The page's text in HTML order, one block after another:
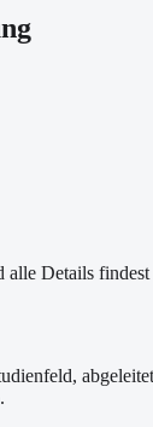
Details